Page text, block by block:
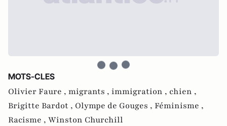
MOTS-CLES
Olivier Faure , migrants , immigration , chien ,
Brigitte Bardot , Olympe de Gouges , Féminisme ,
Racisme , Winston Churchill